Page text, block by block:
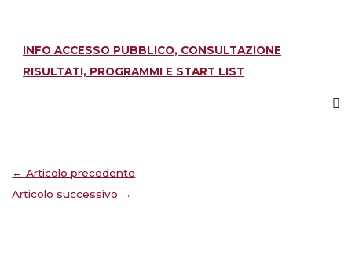
INFO ACCESSO PUBBLICO, CONSULTAZIONE
RISULTATI, PROGRAMMI E START LIST
← Articolo precedente
Articolo successivo →